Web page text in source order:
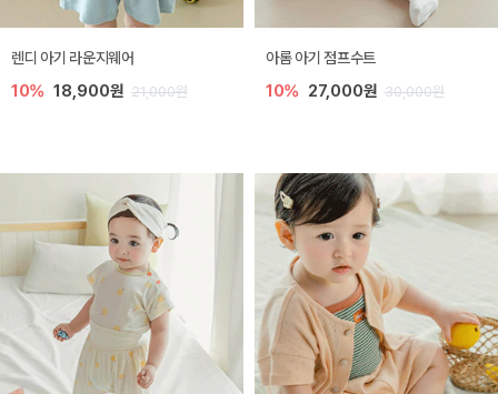
렌디 아기 라운지웨어
10% 18,900원 21,000원
아롬 아기 점프수트
10% 27,000원 30,000원